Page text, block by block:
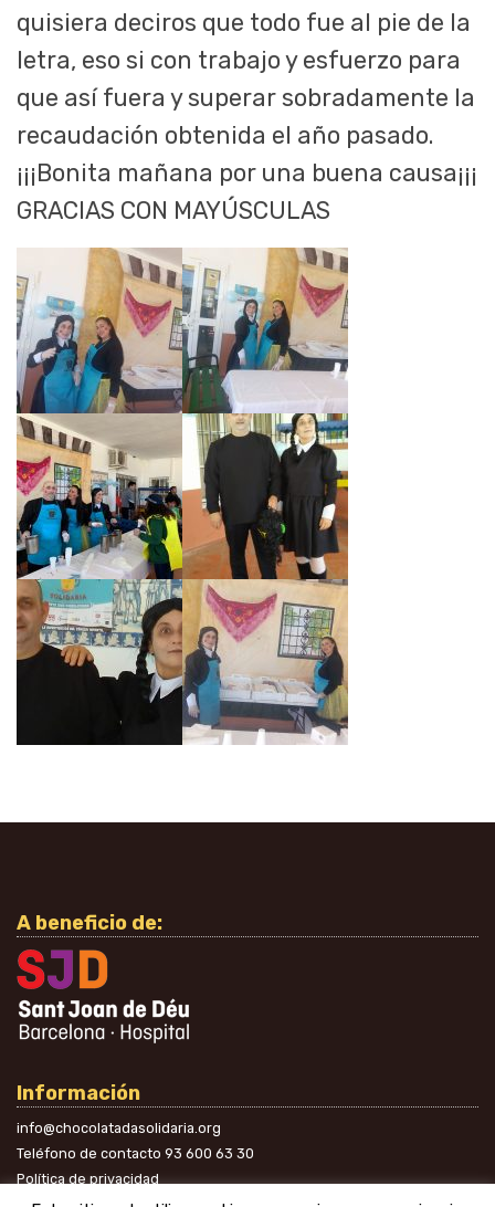
quisiera deciros que todo fue al pie de la
letra, eso si con trabajo y esfuerzo para
que así fuera y superar sobradamente la
recaudación obtenida el año pasado.
¡¡¡Bonita mañana por una buena causa¡¡¡
GRACIAS CON MAYÚSCULAS
A beneficio de:
Información
info@chocolatadasolidaria.org
Teléfono de contacto 93 600 63 30
Política de privacidad